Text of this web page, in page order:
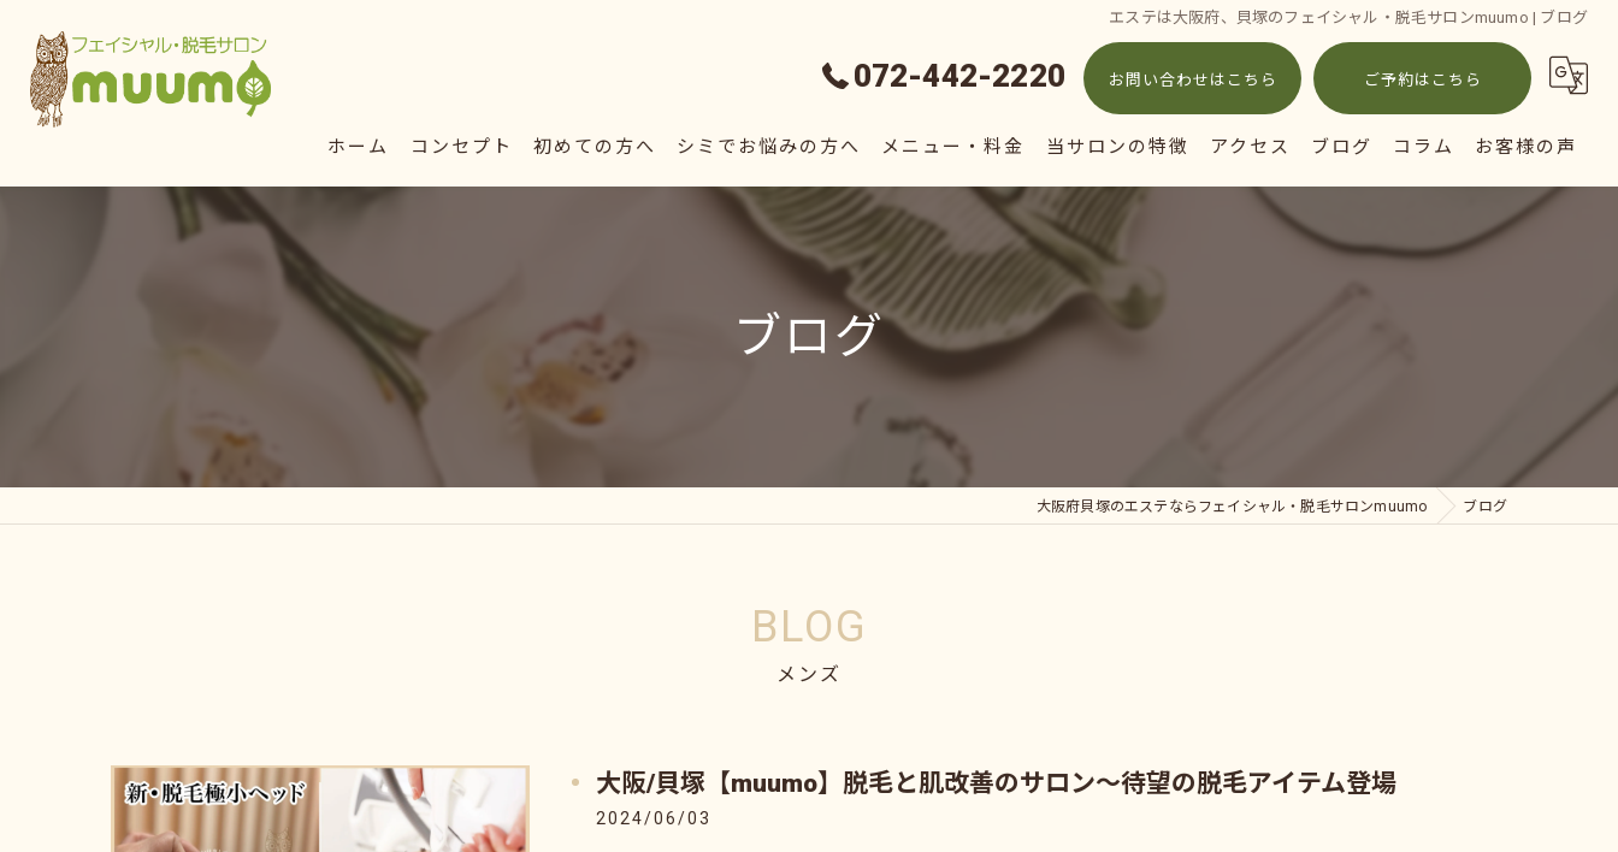
エステは大阪府、貝塚のフェイシャル・脱毛サロンmuumo | ブログ
072-442-2220 お問い合わせはこちら ご予約はこちら
ホーム コンセプト 初めての方へ シミでお悩みの方へ メニュー・料金 当サロンの特徴
フェイシャル
脱毛
アクセス ブログ コラム お客様の声
ブログ
大阪府貝塚のエステならフェイシャル・脱毛サロンmuumo ブログ
BLOG
メンズ
大阪/貝塚【muumo】脱毛と肌改善のサロン～待望の脱毛アイテム登場
2024/06/03